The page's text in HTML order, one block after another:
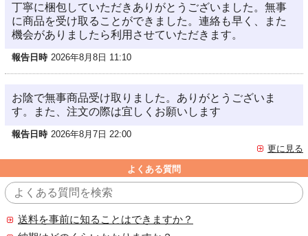
丁寧に梱包していただきありがとうございました。無事
に商品を受け取ることができました。連絡も早く、また
機会がありましたら利用させていただきます。
報告日時 2026年8月8日 11:10
お陰で無事商品受け取りました。ありがとうございま
す。また、注文の際は宜しくお願いします
報告日時 2026年8月7日 22:00
更に見る
よくある質問
送料を事前に知ることはできますか？